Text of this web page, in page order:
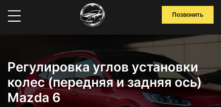
Позвонить
Регулировка углов установки
колес (передняя и задняя ось)
Mazda 6